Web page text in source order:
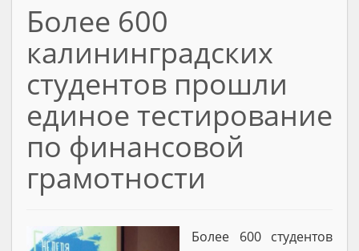
Более 600
калининградских
студентов прошли
единое тестирование
по финансовой
грамотности
Более 600 студентов